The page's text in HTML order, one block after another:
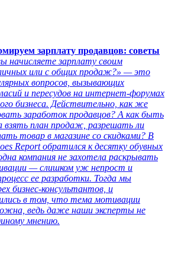
зарплату продавцов: советы
начисляете зарплату своим
или с общих продаж?» — это
вопросов, вызывающих
и пересудов на интернет-форумах
бизнеса. Действительно, как же
заработок продавцов? А как быть
взять план продаж, разрешать ли
товар в магазине со скидками? В
Report обратился к десятку обувных
компания не захотела раскрывать
— слишком уж непрост и
ее разработки. Тогда мы
бизнес-консультантов, и
в том, что тема мотивации
ведь даже наши эксперты не
мнению.